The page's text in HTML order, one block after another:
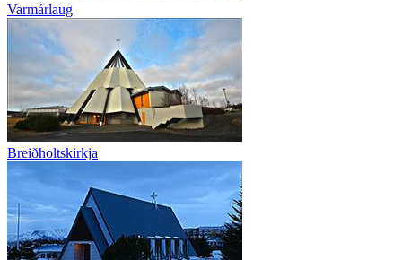
Varmárlaug
Breiðholtskirkja